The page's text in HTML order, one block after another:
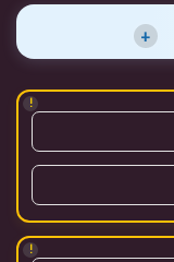
+
!
!